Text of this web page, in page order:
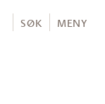
SØK MENY